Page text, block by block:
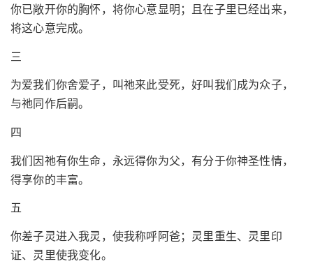
你已敞开你的胸怀，将你心意显明；且在子里已经出来，
将这心意完成。
三
为爱我们你舍爱子，叫祂来此受死，好叫我们成为众子，
与祂同作后嗣。
四
我们因祂有你生命，永远得你为父，有分于你神圣性情，
得享你的丰富。
五
你差子灵进入我灵，使我称呼阿爸；灵里重生、灵里印
证、灵里使我变化。